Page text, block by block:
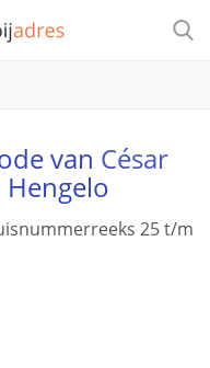
van César
25 t/m